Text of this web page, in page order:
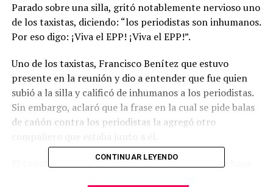
Parado sobre una silla, gritó notablemente nervioso uno
de los taxistas, diciendo: “los periodistas son inhumanos.
Por eso digo: ¡Viva el EPP! ¡Viva el EPP!”.
Uno de los taxistas, Francisco Benítez que estuvo
presente en la reunión y dio a entender que fue quien
subió a la silla y calificó de inhumanos a los periodistas.
Sin embargo, aclaró que la frase en la cual se pide balas
de cañón contra los periodistas la agregó otro
El taxista lamentó desde la llegada de Uber y Muv haya
CONTINUAR LEYENDO